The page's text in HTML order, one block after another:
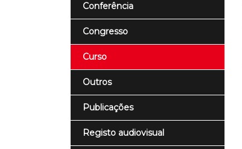
Conferência
Congresso
Curso
Outros
Publicações
Registo audiovisual